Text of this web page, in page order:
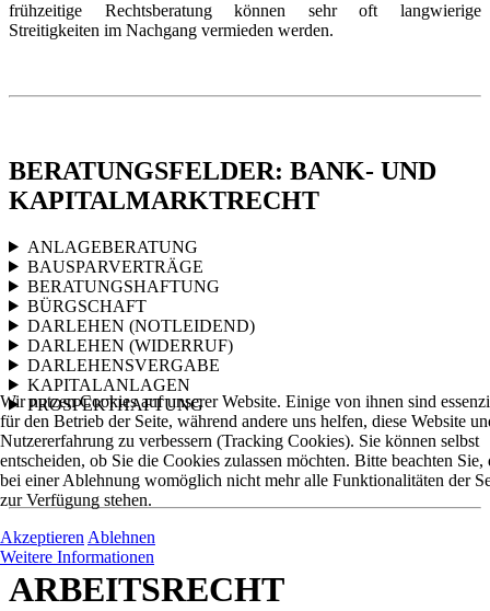
frühzeitige Rechtsberatung können sehr oft langwierige
Streitigkeiten im Nachgang vermieden werden.
BERATUNGSFELDER: BANK- UND
KAPITALMARKTRECHT
ANLAGEBERATUNG
BAUSPARVERTRÄGE
BERATUNGSHAFTUNG
BÜRGSCHAFT
DARLEHEN (NOTLEIDEND)
DARLEHEN (WIDERRUF)
DARLEHENSVERGABE
KAPITALANLAGEN
PROSPEKTHAFTUNG
ARBEITSRECHT
Wir nutzen Cookies auf unserer Website. Einige von ihnen sind
für den Betrieb der Seite, während andere uns helfen, diese Website
Nutzererfahrung zu verbessern (Tracking Cookies). Sie können selbst
entscheiden, ob Sie die Cookies zulassen möchten. Bitte beachten Sie,
bei einer Ablehnung womöglich nicht mehr alle Funktionalitäten der
zur Verfügung stehen.
Akzeptieren Ablehnen
Weitere Informationen